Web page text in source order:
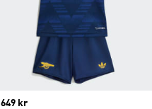
Price
649 kr